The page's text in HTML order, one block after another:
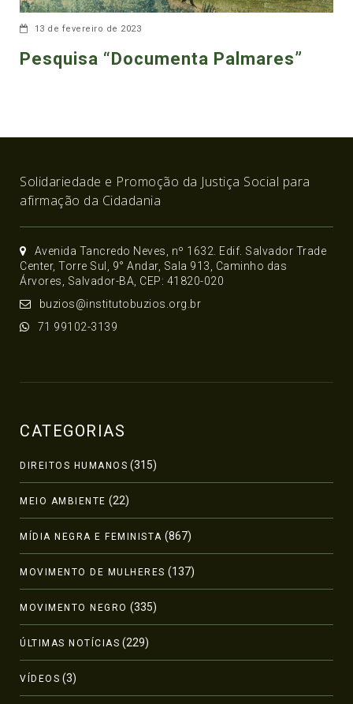
13 de fevereiro de 2023
Pesquisa “Documenta Palmares”
Solidariedade e Promoção da Justiça Social para
afirmação da Cidadania
Avenida Tancredo Neves, nº 1632. Edif. Salvador Trade
Center, Torre Sul, 9° Andar, Sala 913, Caminho das
Árvores, Salvador-BA, CEP: 41820-020
buzios@institutobuzios.org.br
71 99102-3139
CATEGORIAS
DIREITOS HUMANOS (315)
MEIO AMBIENTE (22)
MÍDIA NEGRA E FEMINISTA (867)
MOVIMENTO DE MULHERES (137)
MOVIMENTO NEGRO (335)
ÚLTIMAS NOTÍCIAS (229)
VÍDEOS (3)